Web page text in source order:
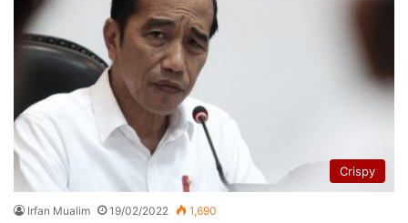
Crispy
Irfan Mualim 19/02/2022 1,690